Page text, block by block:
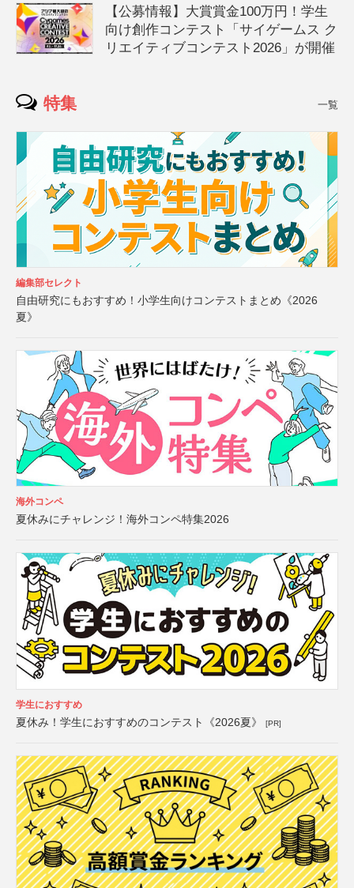
【公募情報】大賞賞金100万円！学生
向け創作コンテスト「サイゲームス ク
リエイティブコンテスト2026」が開催
特集 一覧
編集部セレクト
自由研究にもおすすめ！小学生向けコンテストまとめ《2026
夏》
海外コンペ
夏休みにチャレンジ！海外コンペ特集2026
学生におすすめ
夏休み！学生におすすめのコンテスト《2026夏》 [PR]